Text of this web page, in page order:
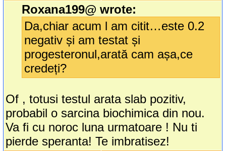
Roxana199@ wrote:
Da,chiar acum l am citit…este 0.2
negativ și am testat și
progesteronul,arată cam așa,ce
credeți?
Of , totusi testul arata slab pozitiv,
probabil o sarcina biochimica din nou.
Va fi cu noroc luna urmatoare ! Nu ti
pierde speranta! Te imbratisez!